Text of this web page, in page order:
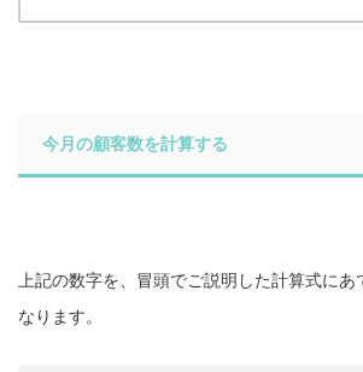
今月の顧客数を計算する
上記の数字を、冒頭でご説明した計算式にあ
なります。